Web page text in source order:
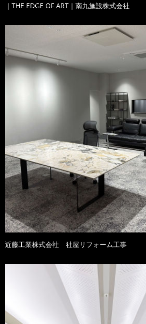
｜THE EDGE OF ART｜南九施設株式会社
近藤工業株式会社 社屋リフォーム工事